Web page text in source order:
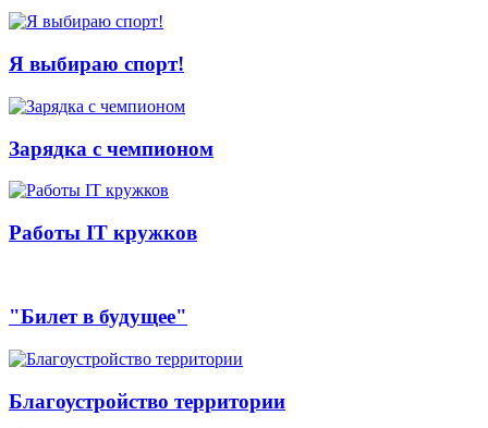
Я выбираю спорт!
Зарядка с чемпионом
Работы IT кружков
"Билет в будущее"
Благоустройство территории